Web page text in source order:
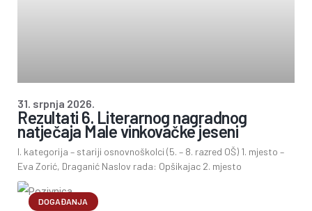
Rezultati 6. Literarnog nagradnog
natječaja Male vinkovačke jeseni
I. kategorija – stariji osnovnoškolci (5. – 8. razred OŠ) 1. mjesto –
Eva Zorić, Draganić Naslov rada: Opšikajac 2. mjesto
31. srpnja 2026.
DOGAĐANJA